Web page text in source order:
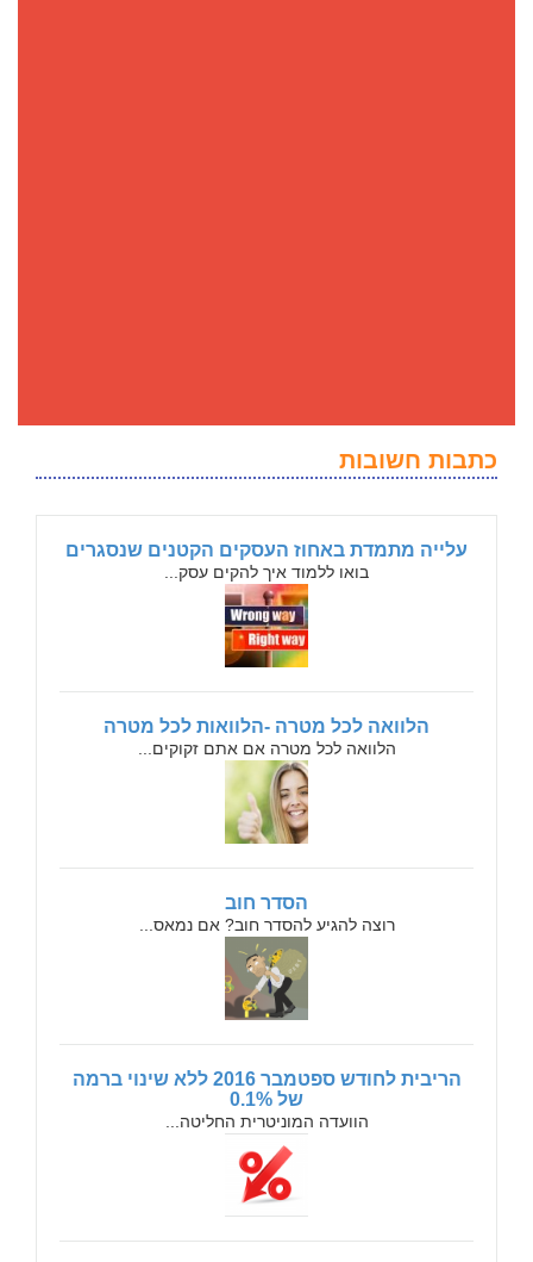
כתבות חשובות
עלייה מתמדת באחוז העסקים הקטנים שנסגרים
בואו ללמוד איך להקים עסק...
הלוואה לכל מטרה -הלוואות לכל מטרה
הלוואה לכל מטרה אם אתם זקוקים...
הסדר חוב
רוצה להגיע להסדר חוב? אם נמאס...
הריבית לחודש ספטמבר 2016 ללא שינוי ברמה
של 0.1%
הוועדה המוניטרית החליטה...